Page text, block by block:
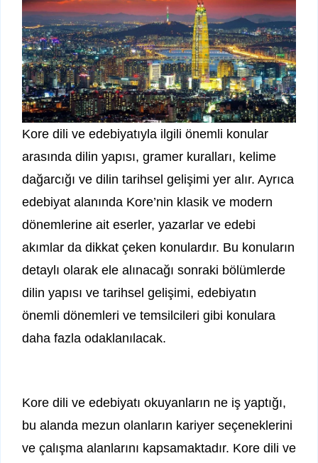
Kore dili ve edebiyatıyla ilgili önemli konular
arasında dilin yapısı, gramer kuralları, kelime
dağarcığı ve dilin tarihsel gelişimi yer alır. Ayrıca
edebiyat alanında Kore’nin klasik ve modern
dönemlerine ait eserler, yazarlar ve edebi
akımlar da dikkat çeken konulardır. Bu konuların
detaylı olarak ele alınacağı sonraki bölümlerde
dilin yapısı ve tarihsel gelişimi, edebiyatın
önemli dönemleri ve temsilcileri gibi konulara
daha fazla odaklanılacak.
Kore dili ve edebiyatı okuyanların ne iş yaptığı,
bu alanda mezun olanların kariyer seçeneklerini
ve çalışma alanlarını kapsamaktadır. Kore dili ve